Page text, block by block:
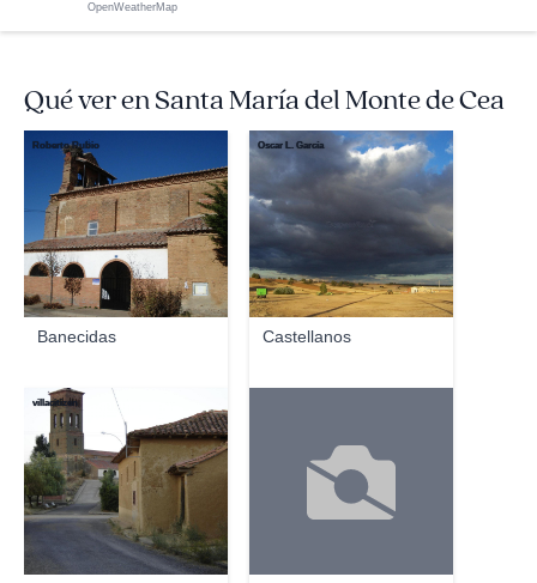
OpenWeatherMap
Qué ver en Santa María del Monte de Cea
Banecidas
Roberto Rubio
Castellanos
Oscar L. García
villacitizen